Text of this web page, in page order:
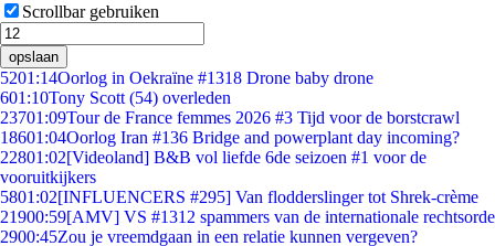
Scrollbar gebruiken
opslaan
5201:14Oorlog in Oekraïne #1318 Drone baby drone
601:10Tony Scott (54) overleden
23701:09Tour de France femmes 2026 #3 Tijd voor de borstcrawl
18601:04Oorlog Iran #136 Bridge and powerplant day incoming?
22801:02[Videoland] B&B vol liefde 6de seizoen #1 voor de
vooruitkijkers
5801:02[INFLUENCERS #295] Van flodderslinger tot Shrek-crème
21900:59[AMV] VS #1312 spammers van de internationale rechtsorde
2900:45Zou je vreemdgaan in een relatie kunnen vergeven?